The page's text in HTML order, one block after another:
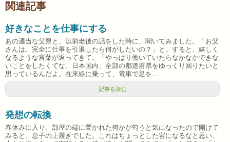
関連記事
好きなことを仕事にする
あの適当な父親と、以前老後の話をした時に、聞いてみました。「お父
さんは、完全に仕事を引退したら何がしたいの？」と。すると、嬉しく
なるような言葉が返ってきて。「やっぱり働いていたらなかなかできな
いことをしたくてな。日本国内、全部の都道府県をゆっくり回りたいと
思っているんだよ。在来線に乗って、電車で足を...
記事を読む
発想の転換
春休みに入り、部屋の端に置かれた何かが匂うと気になったので開けて
みると、息子の上履きでした。これはちょっとした害になるなと思い、